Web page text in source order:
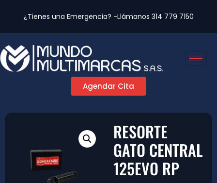
¿Tienes una Emergencia? -Llámanos 314 779 7150
Agendar Cita
RESORTE
GATO CENTRAL
125EVO RP